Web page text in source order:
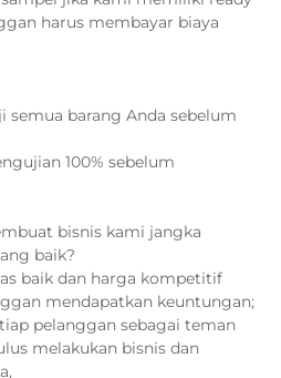
harus membayar biaya
semua barang Anda sebelum
100% sebelum
bisnis kami jangka
baik?
baik dan harga kompetitif
mendapatkan keuntungan;
pelanggan sebagai teman
melakukan bisnis dan